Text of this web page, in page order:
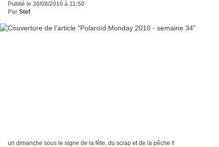
Publié le 30/08/2010 à 11:50
Par Stef
un dimanche sous le signe de la fête, du scrap et de la pêche !!